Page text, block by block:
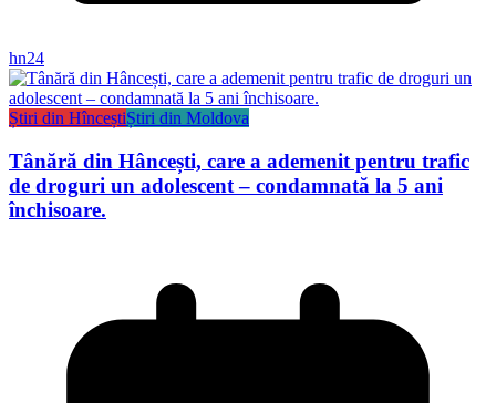
hn24
Știri din HînceștiȘtiri din Moldova
Tânără din Hâncești, care a ademenit pentru trafic
de droguri un adolescent – condamnată la 5 ani
închisoare.